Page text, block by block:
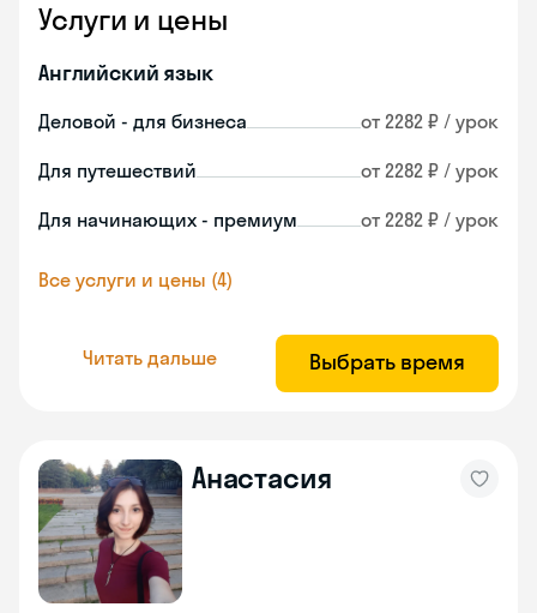
Услуги и цены
Английский язык
Деловой - для бизнеса от 2282 ₽ / урок
Для путешествий от 2282 ₽ / урок
Для начинающих - премиум от 2282 ₽ / урок
Все услуги и цены (4)
Читать дальше Выбрать время
Анастасия